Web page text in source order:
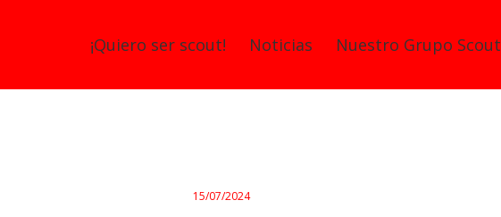
¡Quiero ser scout! Noticias Nuestro Grupo Scout
15/07/2024